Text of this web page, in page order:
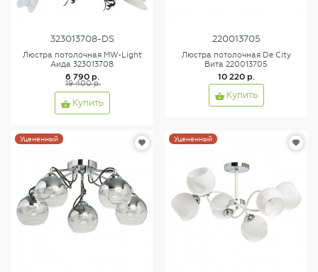
323013708-DS
Люстра потолочная MW-Light
Аида 323013708
6 790 р.
19 400 р.
Купить
220013705
Люстра потолочная De City
Вита 220013705
10 220 р.
Купить
Уцененный Уцененный